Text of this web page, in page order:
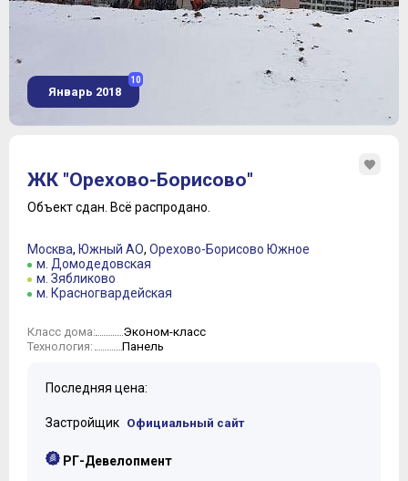
Январь 2018
10
ЖК "Орехово-Борисово"
Объект сдан. Всё распродано.
Москва, Южный АО, Орехово-Борисово Южное
м. Домодедовская
м. Зябликово
м. Красногвардейская
Класс дома: Эконом-класс
Технология: Панель
Последняя цена:
Застройщик Официальный сайт
РГ-Девелопмент